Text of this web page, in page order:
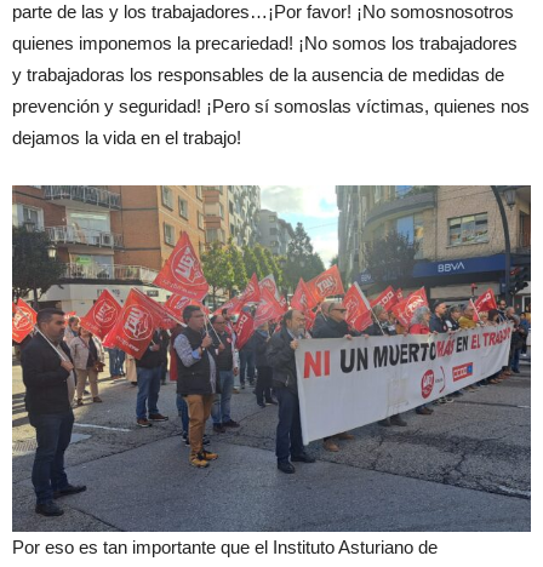
parte de las y los trabajadores…¡Por favor! ¡No somosnosotros
quienes imponemos la precariedad! ¡No somos los trabajadores
y trabajadoras los responsables de la ausencia de medidas de
prevención y seguridad! ¡Pero sí somoslas víctimas, quienes nos
dejamos la vida en el trabajo!
Por eso es tan importante que el Instituto Asturiano de